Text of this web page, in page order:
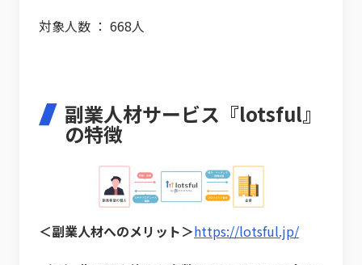
対象人数 ： 668人
副業人材サービス『lotsful』
の特徴
＜副業人材へのメリット＞https://lotsful.jp/